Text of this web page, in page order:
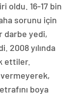
oldu. 16-17 bin
sorunu için
darbe yedi,
2008 yılında
ettiler.
vermeyerek,
boya